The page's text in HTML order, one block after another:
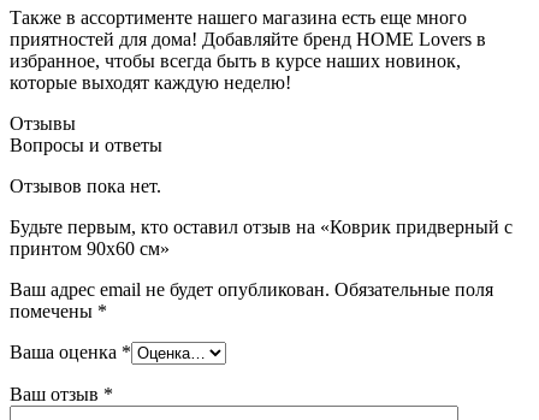
Также в ассортименте нашего магазина есть еще много
приятностей для дома! Добавляйте бренд HOME Lovers в
избранное, чтобы всегда быть в курсе наших новинок,
которые выходят каждую неделю!
Отзывы
Вопросы и ответы
Отзывов пока нет.
Будьте первым, кто оставил отзыв на «Коврик придверный с
принтом 90х60 см»
Ваш адрес email не будет опубликован. Обязательные поля
помечены *
Ваша оценка *
Ваш отзыв *